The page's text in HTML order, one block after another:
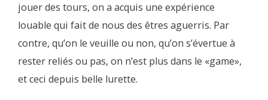
jouer des tours, on a acquis une expérience
louable qui fait de nous des êtres aguerris. Par
contre, qu’on le veuille ou non, qu’on s’évertue à
rester reliés ou pas, on n’est plus dans le «game»,
et ceci depuis belle lurette.